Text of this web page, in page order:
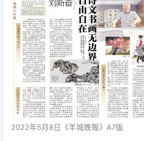
2022年5月8日《羊城晚報》A7版